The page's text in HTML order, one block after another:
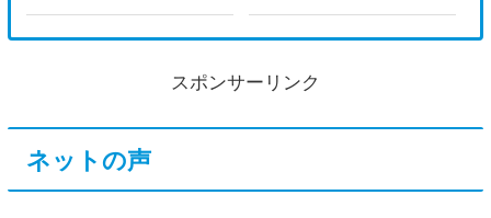
スポンサーリンク
ネットの声